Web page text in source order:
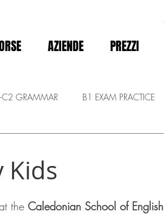
AZIENDE PREZZI
C2 GRAMMAR B1 EXAM PRACTICE
Kids
the Caledonian School of English